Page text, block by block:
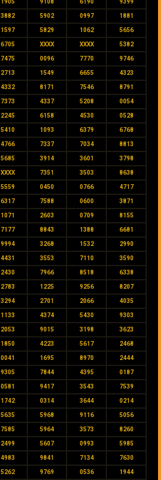
1905 9108 6190 9399
3882 5902 0997 1881
1597 5829 1062 5656
6705 XXXX XXXX 5382
7475 0096 7770 9746
2713 1549 6655 4323
4332 8171 7546 8791
7373 4337 5208 0054
2245 6158 4530 0528
5410 1093 6379 6768
4766 7337 7034 8813
5685 3914 3601 3798
XXXX 7351 3503 8638
5559 0450 0766 4717
6317 7588 0600 3871
1071 2603 0709 8155
7177 8843 1388 6681
9994 3268 1532 2990
4431 3553 7110 3590
2430 7966 8518 6338
2783 1225 9256 8207
3294 2701 2066 4035
1133 4374 5430 9303
2053 9015 3198 3623
1850 4223 5617 2468
0041 1695 8970 2444
9305 7844 4395 0187
0581 9417 3543 7539
1742 0314 3644 0214
5635 5968 9116 5056
7585 5964 3573 8260
2499 5607 0993 5985
4983 9841 7134 7630
5262 9769 0536 1944